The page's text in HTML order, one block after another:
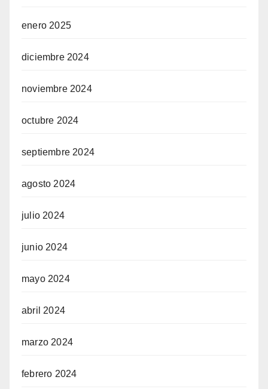
enero 2025
diciembre 2024
noviembre 2024
octubre 2024
septiembre 2024
agosto 2024
julio 2024
junio 2024
mayo 2024
abril 2024
marzo 2024
febrero 2024